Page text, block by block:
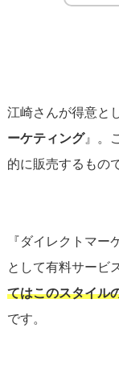
江崎さんが得意と
ーケティング』。
的に販売するもの
『ダイレクトマー
として有料サービ
てはこのスタイル
です。